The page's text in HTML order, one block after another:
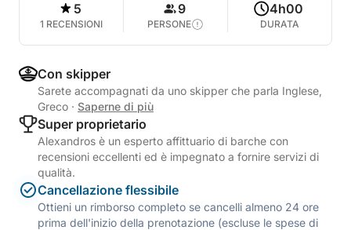
5
1 RECENSIONI
9
PERSONE
4h00
DURATA
Con skipper
Sarete accompagnati da uno skipper che parla Inglese,
Greco · Saperne di più
Super proprietario
Alexandros è un esperto affittuario di barche con
recensioni eccellenti ed è impegnato a fornire servizi di
qualità.
Cancellazione flessibile
Ottieni un rimborso completo se cancelli almeno 24 ore
prima dell'inizio della prenotazione (escluse le spese di